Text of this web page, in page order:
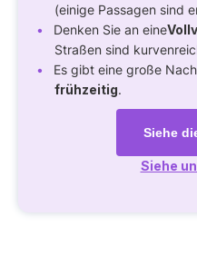
(einige Passagen sind
Denken Sie an eine
Straßen sind
Es gibt eine große
frühzeitig.
Siehe
Siehe